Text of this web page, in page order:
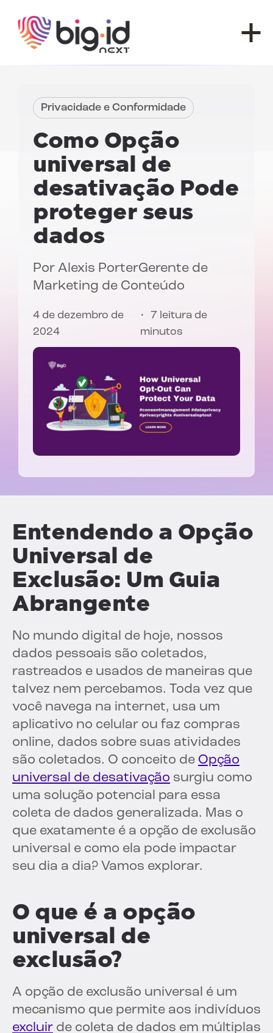
Privacidade e Conformidade
Como Opção
universal de
desativação Pode
proteger seus
dados
Por Alexis PorterGerente de
Marketing de Conteúdo
4 de dezembro de
2024
7 leitura de
minutos
Entendendo a Opção
Universal de
Exclusão: Um Guia
Abrangente
No mundo digital de hoje, nossos
dados pessoais são coletados,
rastreados e usados de maneiras que
talvez nem percebamos. Toda vez que
você navega na internet, usa um
aplicativo no celular ou faz compras
online, dados sobre suas atividades
são coletados. O conceito de Opção
universal de desativação surgiu como
uma solução potencial para essa
coleta de dados generalizada. Mas o
que exatamente é a opção de exclusão
universal e como ela pode impactar
seu dia a dia? Vamos explorar.
O que é a opção
universal de
exclusão?
A opção de exclusão universal é um
mecanismo que permite aos indivíduos
excluir de coleta de dados em múltiplas